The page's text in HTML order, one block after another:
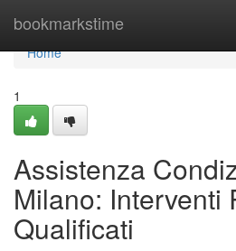
bookmarkstime
Home
Home
1
Assistenza
Milano: Interventi
Qualificati